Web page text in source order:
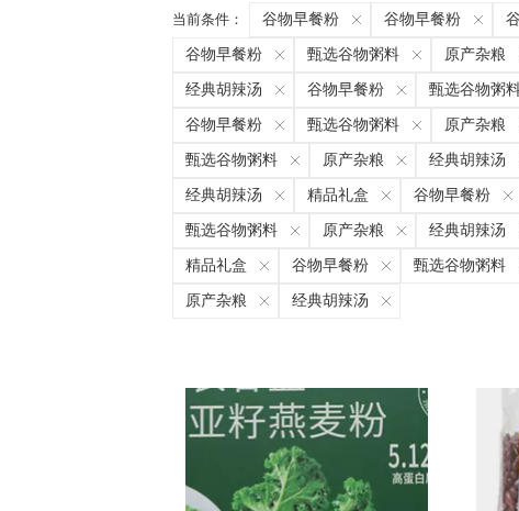
当前条件： 谷物早餐粉 谷物早餐粉
谷物早餐粉 甄选谷物粥料 原产杂粮
经典胡辣汤 谷物早餐粉 甄选谷物粥
谷物早餐粉 甄选谷物粥料 原产杂粮
甄选谷物粥料 原产杂粮 经典胡辣汤
经典胡辣汤 精品礼盒 谷物早餐粉
甄选谷物粥料 原产杂粮 经典胡辣汤
精品礼盒 谷物早餐粉 甄选谷物粥料
原产杂粮 经典胡辣汤